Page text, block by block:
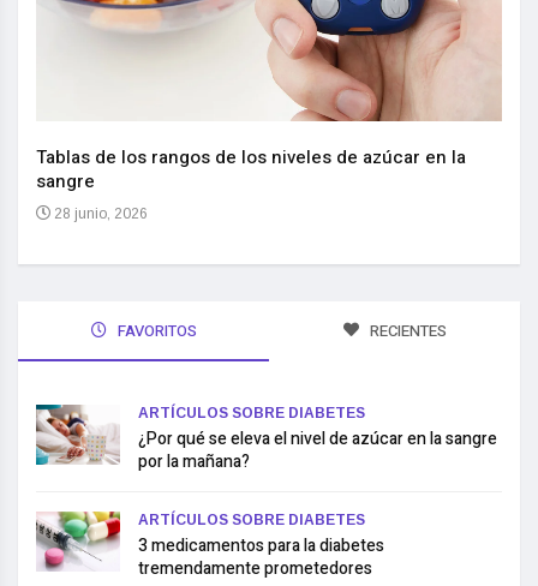
Tablas de los rangos de los niveles de azúcar en la
sangre
28 junio, 2026
FAVORITOS RECIENTES
ARTÍCULOS SOBRE DIABETES
¿Por qué se eleva el nivel de azúcar en la sangre
por la mañana?
ARTÍCULOS SOBRE DIABETES
3 medicamentos para la diabetes
tremendamente prometedores